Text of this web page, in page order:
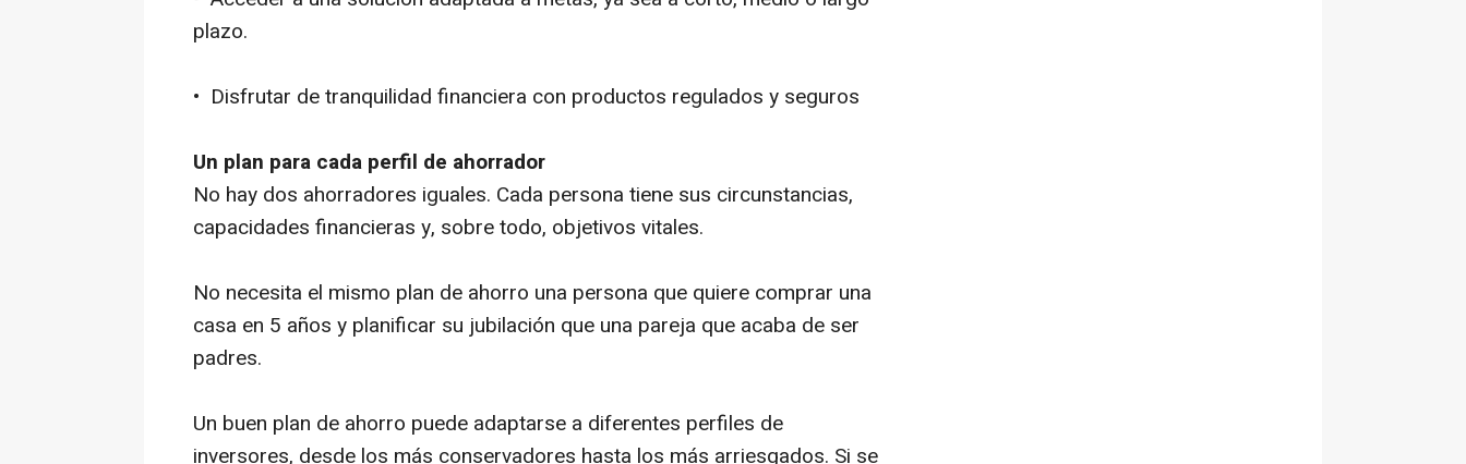
plazo.
• Disfrutar de tranquilidad financiera con productos regulados y seguros
Un plan para cada perfil de ahorrador
No hay dos ahorradores iguales. Cada persona tiene sus circunstancias,
capacidades financieras y, sobre todo, objetivos vitales.
No necesita el mismo plan de ahorro una persona que quiere comprar una
casa en 5 años y planificar su jubilación que una pareja que acaba de ser
padres.
Un buen plan de ahorro puede adaptarse a diferentes perfiles de
inversores, desde los más conservadores hasta los más arriesgados. Si se